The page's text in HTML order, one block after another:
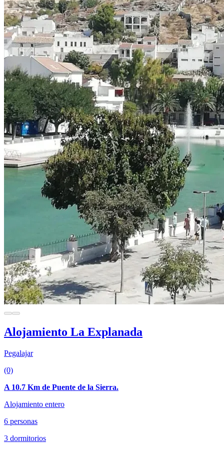
Alojamiento La Explanada
Pegalajar
(0)
A 10.7 Km de Puente de la Sierra.
Alojamiento entero
6 personas
3 dormitorios